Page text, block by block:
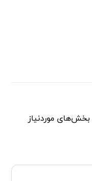
بخش‌های موردنیاز